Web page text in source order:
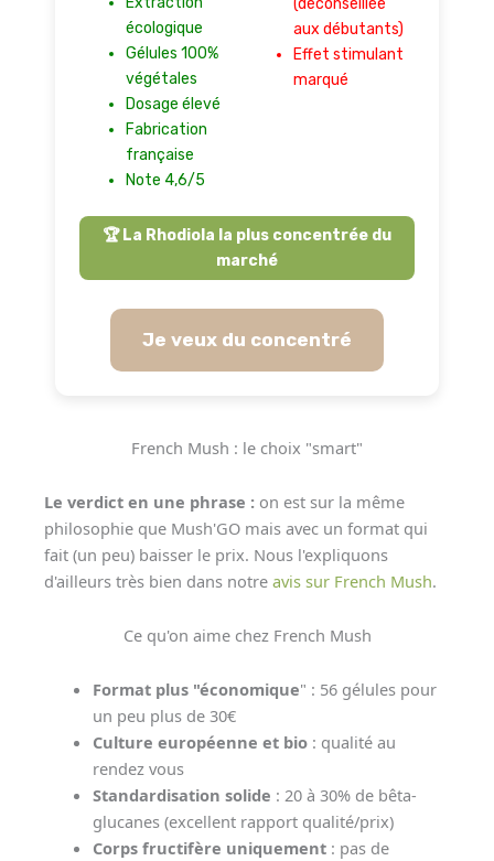
écologique
Gélules 100%
végétales
Dosage élevé
Fabrication
française
Note 4,6/5
aux débutants)
Effet stimulant
marqué
🏆 La Rhodiola la plus concentrée du
marché
Je veux du concentré
French Mush : le choix "smart"
Le verdict en une phrase : on est sur la même
philosophie que Mush'GO mais avec un format qui
fait (un peu) baisser le prix. Nous l'expliquons
d'ailleurs très bien dans notre avis sur French Mush.
Ce qu'on aime chez French Mush
Format plus "économique" : 56 gélules pour
un peu plus de 30€
Culture européenne et bio: qualité au
rendez vous
Standardisation solide : 20 à 30% de bêta-
glucanes (excellent rapport qualité/prix)
Corps fructifère uniquement: pas de